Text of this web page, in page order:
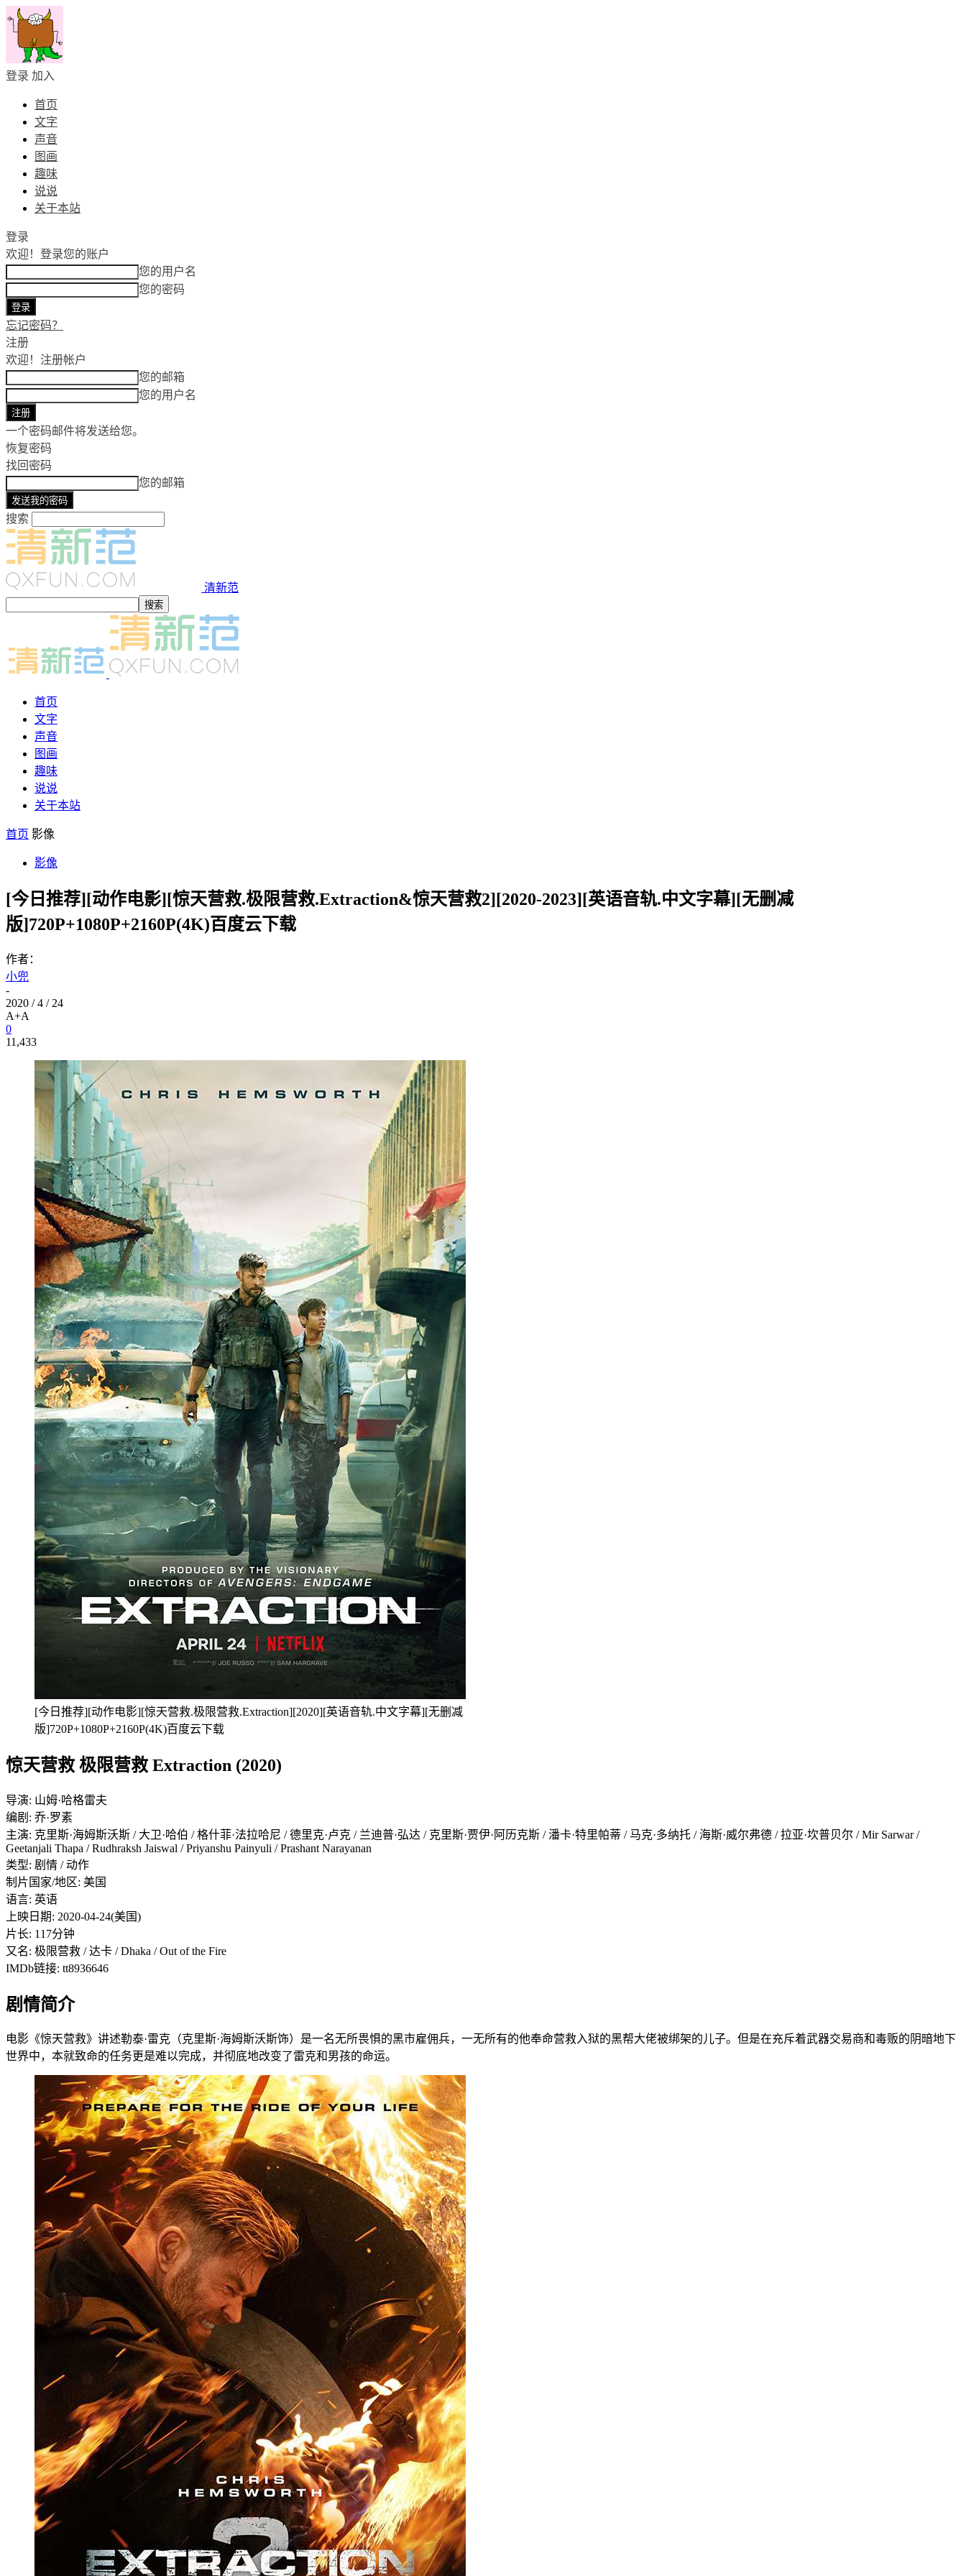
登录 加入
首页
文字
声音
图画
趣味
说说
关于本站
登录
欢迎！ 登录您的账户
您的用户名
您的密码
忘记密码？
注册
欢迎！ 注册帐户
您的邮箱
您的用户名
一个密码邮件将发送给您。
恢复密码
找回密码
您的邮箱
搜索
清新范
首页
文字
声音
图画
趣味
说说
关于本站
首页 影像
影像
[今日推荐][动作电影][惊天营救.极限营救.Extraction&惊天营救2][2020-2023][英语音轨.中文字幕][无删减
版]720P+1080P+2160P(4K)百度云下载
作者：
小兜
-
2020 / 4 / 24
A+A
0
11,433
[今日推荐][动作电影][惊天营救.极限营救.Extraction][2020][英语音轨.中文字幕][无删减
版]720P+1080P+2160P(4K)百度云下载
惊天营救 极限营救 Extraction (2020)
导演: 山姆·哈格雷夫
编剧: 乔·罗素
主演: 克里斯·海姆斯沃斯 / 大卫·哈伯 / 格什菲·法拉哈尼 / 德里克·卢克 / 兰迪普·弘达 / 克里斯·贾伊·阿历克斯 / 潘卡·特里帕蒂 / 马克·多纳托 / 海斯·威尔弗德 / 拉亚·坎普贝尔 / Mir Sarwar /
Geetanjali Thapa / Rudhraksh Jaiswal / Priyanshu Painyuli / Prashant Narayanan
类型: 剧情 / 动作
制片国家/地区: 美国
语言: 英语
上映日期: 2020-04-24(美国)
片长: 117分钟
又名: 极限营救 / 达卡 / Dhaka / Out of the Fire
IMDb链接: tt8936646
剧情简介
电影《惊天营救》讲述勒泰·雷克（克里斯·海姆斯沃斯饰）是一名无所畏惧的黑市雇佣兵，一无所有的他奉命营救入狱的黑帮大佬被绑架的儿子。但是在充斥着武器交易商和毒贩的阴暗地下
世界中，本就致命的任务更是难以完成，并彻底地改变了雷克和男孩的命运。